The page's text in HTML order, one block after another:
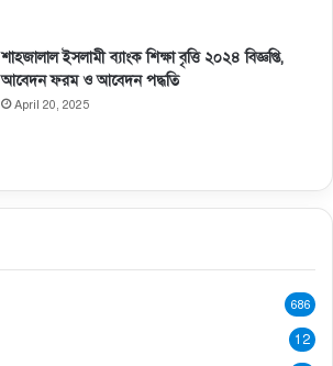
শাহজালাল ইসলামী ব্যাংক শিক্ষা বৃত্তি ২০২৪ বিজ্ঞপ্তি,
আবেদন ফরম ও আবেদন পদ্ধতি
April 20, 2025
686
12